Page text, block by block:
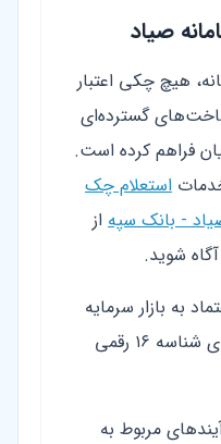
صیاد
هیچ چکی اعتبار
گسترده‌ای
فراهم کرده است.
استعلام چک
- بانک سپه از
شوید.
به بازار سرمایه
بازگردد. چک‌های صیادی دارای شناسه ۱۶ رقمی
فرآیندهای مربوط به